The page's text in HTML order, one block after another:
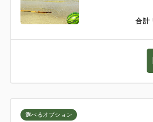
■客室備品
コーヒーマシンと天然水、冷蔵庫のア
合計
選べるオプション